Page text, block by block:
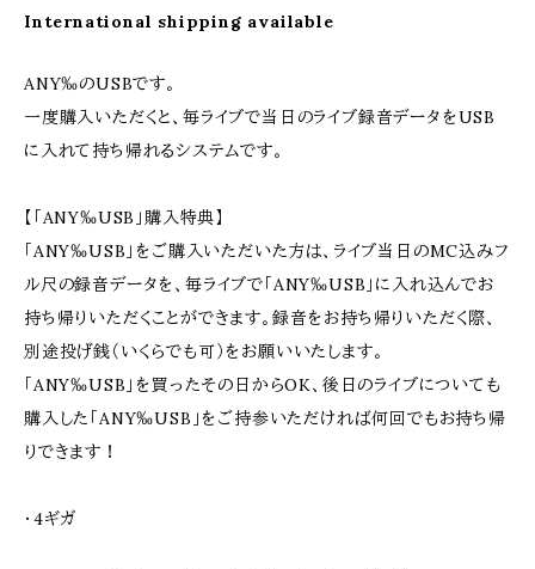
International shipping available
ANY‰のUSBです。
一度購入いただくと、毎ライブで当日のライブ録音データをUSB
に入れて持ち帰れるシステムです。
【「ANY‰USB」購入特典】
「ANY‰USB」をご購入いただいた方は、ライブ当日のMC込みフ
ル尺の録音データを、毎ライブで「ANY‰USB」に入れ込んでお
持ち帰りいただくことができます。録音をお持ち帰りいただく際、
別途投げ銭（いくらでも可）をお願いいたします。
「ANY‰USB」を買ったその日からOK、後日のライブについても
購入した「ANY‰USB」をご持参いただければ何回でもお持ち帰
りできます！
・4ギガ